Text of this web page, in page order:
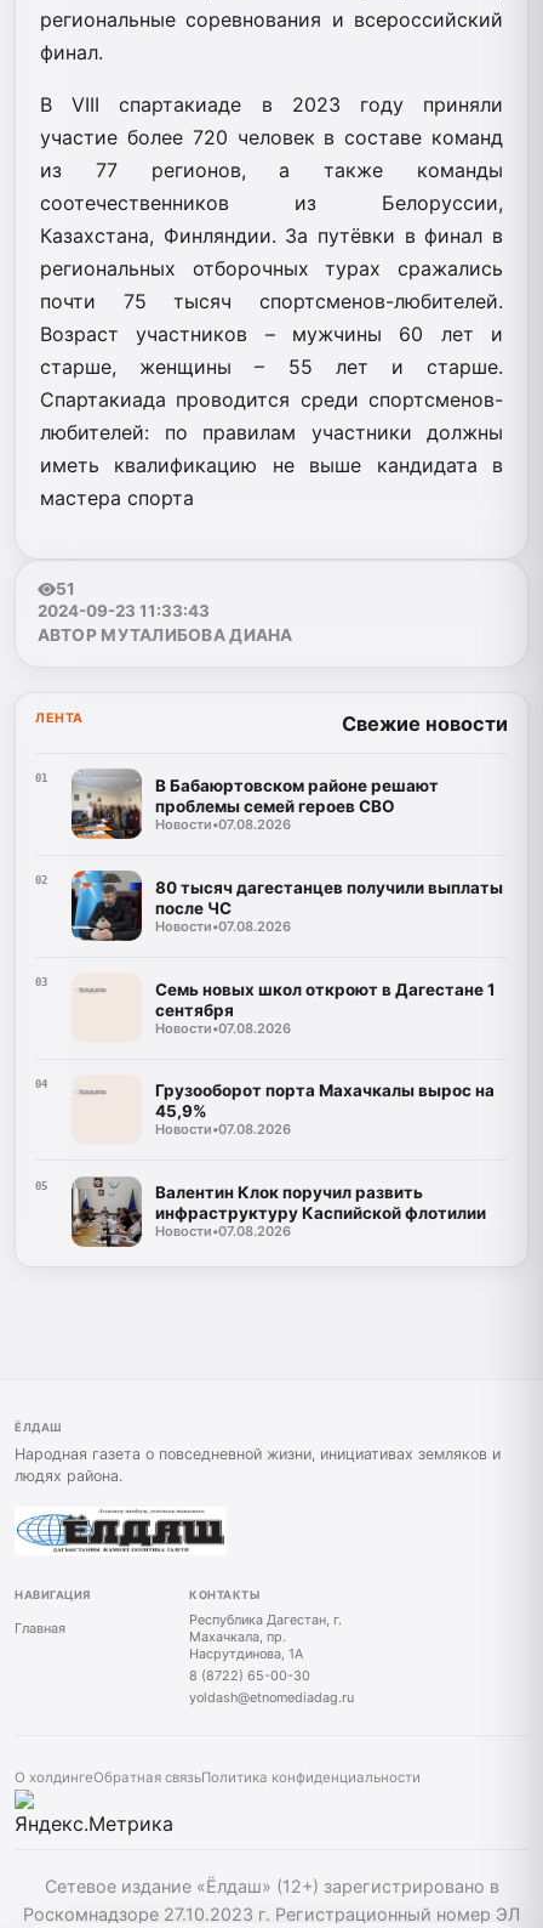
региональные соревнования и всероссийский
финал.
В VIII спартакиаде в 2023 году приняли
участие более 720 человек в составе команд
из 77 регионов, а также команды
соотечественников из Белоруссии,
Казахстана, Финляндии. За путёвки в финал в
региональных отборочных турах сражались
почти 75 тысяч спортсменов-любителей.
Возраст участников – мужчины 60 лет и
старше, женщины – 55 лет и старше.
Спартакиада проводится среди спортсменов-
любителей: по правилам участники должны
иметь квалификацию не выше кандидата в
мастера спорта
51
2024-09-23 11:33:43
АВТОР МУТАЛИБОВА ДИАНА
ЛЕНТА Свежие новости
01
В Бабаюртовском районе решают
проблемы семей героев СВО
Новости•07.08.2026
02
80 тысяч дагестанцев получили выплаты
после ЧС
Новости•07.08.2026
03
Семь новых школ откроют в Дагестане 1
сентября
Новости•07.08.2026
04
Грузооборот порта Махачкалы вырос на
45,9%
Новости•07.08.2026
05
Валентин Клок поручил развить
инфраструктуру Каспийской флотилии
Новости•07.08.2026
ЁЛДАШ
Народная газета о повседневной жизни, инициативах земляков и
людях района.
НАВИГАЦИЯ
Главная
КОНТАКТЫ
Республика Дагестан, г.
Махачкала, пр.
Насрутдинова, 1А
8 (8722) 65-00-30
yoldash@etnomediadag.ru
О холдингеОбратная связьПолитика конфиденциальности
Сетевое издание «Ёлдаш» (12+) зарегистрировано в
Роскомнадзоре 27.10.2023 г. Регистрационный номер ЭЛ